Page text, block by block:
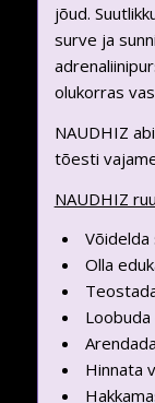
jõud.
surve ja
olukorras
NAUDHIZ
tõesti
NAUDHIZ
Olla
Hinnata